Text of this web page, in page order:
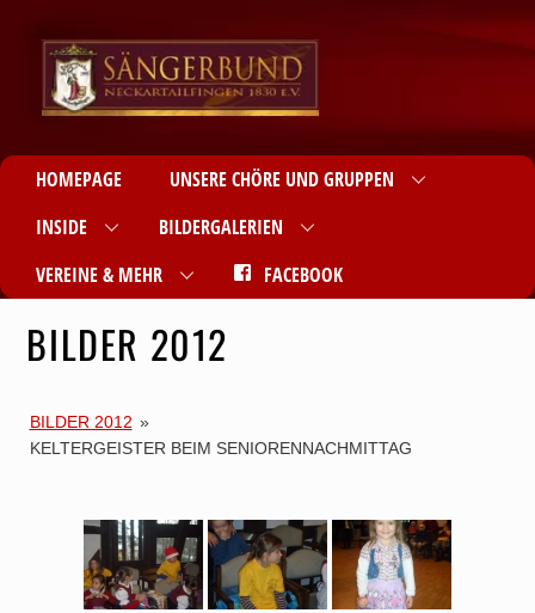
HOMEPAGE
UNSERE CHÖRE UND GRUPPEN
INSIDE
BILDERGALERIEN
VEREINE & MEHR
FACEBOOK
BILDER 2012
BILDER 2012 »
KELTERGEISTER BEIM SENIORENNACHMITTAG